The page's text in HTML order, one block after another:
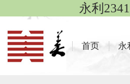
永利
首页 永